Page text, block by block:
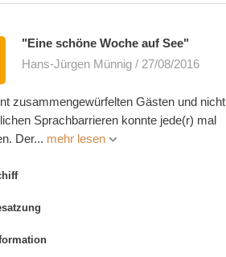
"Eine schöne Woche auf See"
Hans-Jürgen Münnig / 27/08/2016
zusammengewürfelten Gästen und nicht
Sprachbarrieren konnte jede(r) mal
Der... mehr lesen